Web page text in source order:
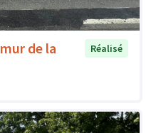
de la
Réalisé